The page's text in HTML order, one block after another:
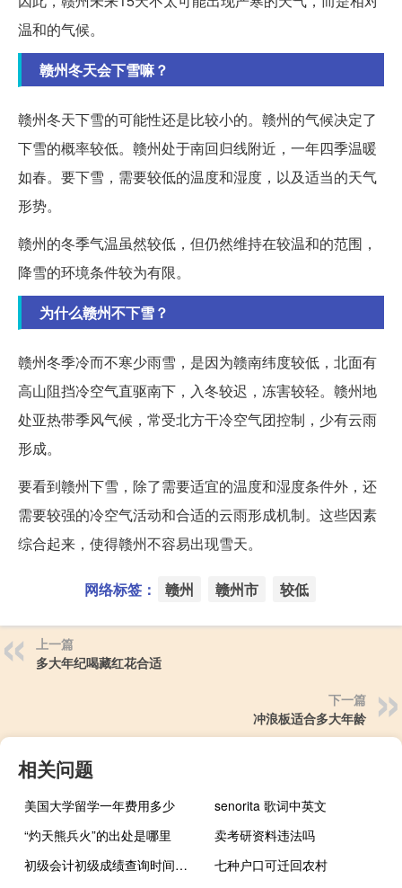
温和的气候。
赣州冬天会下雪嘛？
赣州冬天下雪的可能性还是比较小的。赣州的气候决定了
下雪的概率较低。赣州处于南回归线附近，一年四季温暖
如春。要下雪，需要较低的温度和湿度，以及适当的天气
形势。
赣州的冬季气温虽然较低，但仍然维持在较温和的范围，
降雪的环境条件较为有限。
为什么赣州不下雪？
赣州冬季冷而不寒少雨雪，是因为赣南纬度较低，北面有
高山阻挡冷空气直驱南下，入冬较迟，冻害较轻。赣州地
处亚热带季风气候，常受北方干冷空气团控制，少有云雨
形成。
要看到赣州下雪，除了需要适宜的温度和湿度条件外，还
需要较强的冷空气活动和合适的云雨形成机制。这些因素
综合起来，使得赣州不容易出现雪天。
网络标签： 赣州 赣州市 较低
上一篇
多大年纪喝藏红花合适
下一篇
冲浪板适合多大年龄
相关问题
美国大学留学一年费用多少
senorita 歌词中英文
“灼天熊兵火”的出处是哪里
卖考研资料违法吗
初级会计初级成绩查询时间是什么时候
七种户口可迁回农村